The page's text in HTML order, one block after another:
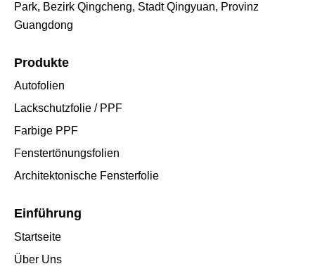
Park, Bezirk Qingcheng, Stadt Qingyuan, Provinz
Guangdong
Produkte
Autofolien
Lackschutzfolie / PPF
Farbige PPF
Fenstertönungsfolien
Architektonische Fensterfolie
Einführung
Startseite
Über Uns